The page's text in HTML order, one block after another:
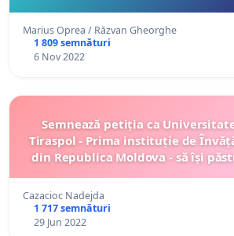
Marius Oprea / Răzvan Gheorghe
1 809 semnături
6 Nov 2022
Semnează petiția ca
Tiraspol - Prima instituție de Învățământ Superior
din Republica Moldova - să își
Cazacioc Nadejda
1 717 semnături
29 Jun 2022